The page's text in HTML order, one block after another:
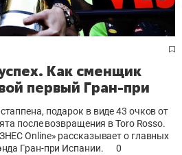
Как сменщик
первый Гран-при
подарок в виде 43 очков от
после возвращения в Toro Rosso.
Online» рассказывает о главных
Гран-при Испании.
0